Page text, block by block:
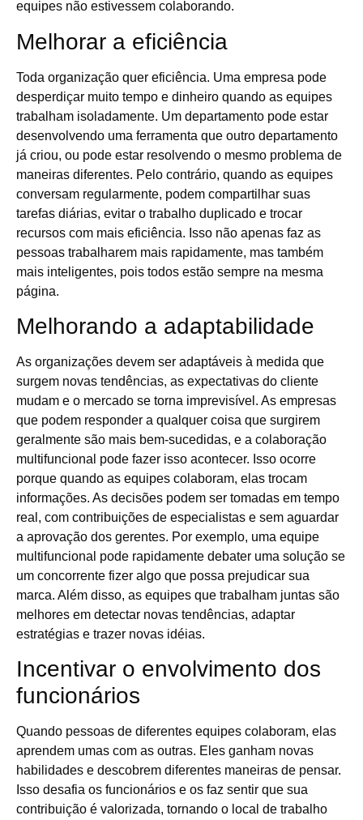
equipes não estivessem colaborando.
Melhorar a eficiência
Toda organização quer eficiência. Uma empresa pode
desperdiçar muito tempo e dinheiro quando as equipes
trabalham isoladamente. Um departamento pode estar
desenvolvendo uma ferramenta que outro departamento
já criou, ou pode estar resolvendo o mesmo problema de
maneiras diferentes. Pelo contrário, quando as equipes
conversam regularmente, podem compartilhar suas
tarefas diárias, evitar o trabalho duplicado e trocar
recursos com mais eficiência. Isso não apenas faz as
pessoas trabalharem mais rapidamente, mas também
mais inteligentes, pois todos estão sempre na mesma
página.
Melhorando a adaptabilidade
As organizações devem ser adaptáveis ​​à medida que
surgem novas tendências, as expectativas do cliente
mudam e o mercado se torna imprevisível. As empresas
que podem responder a qualquer coisa que surgirem
geralmente são mais bem-sucedidas, e a colaboração
multifuncional pode fazer isso acontecer. Isso ocorre
porque quando as equipes colaboram, elas trocam
informações. As decisões podem ser tomadas em tempo
real, com contribuições de especialistas e sem aguardar
a aprovação dos gerentes. Por exemplo, uma equipe
multifuncional pode rapidamente debater uma solução se
um concorrente fizer algo que possa prejudicar sua
marca. Além disso, as equipes que trabalham juntas são
melhores em detectar novas tendências, adaptar
estratégias e trazer novas idéias.
Incentivar o envolvimento dos
funcionários
Quando pessoas de diferentes equipes colaboram, elas
aprendem umas com as outras. Eles ganham novas
habilidades e descobrem diferentes maneiras de pensar.
Isso desafia os funcionários e os faz sentir que sua
contribuição é valorizada, tornando o local de trabalho